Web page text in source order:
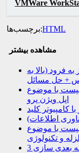
VMWare
برچسب‌ها:HTML
مشاهده بیشتر
فرود (بالا به
+ حل مسائل
با موضوع
اپل ویژن پرو
کامپیوتر کلید
اطلاعات)
با موضوع
و تکنولوژی